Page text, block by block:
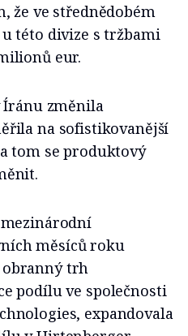
že ve střednědobém
této divize s tržbami
eur.
Íránu změnila
na sofistikovanější
tom se produktový
mezinárodní
měsíců roku
obranný trh
podílu ve společnosti
expandovala